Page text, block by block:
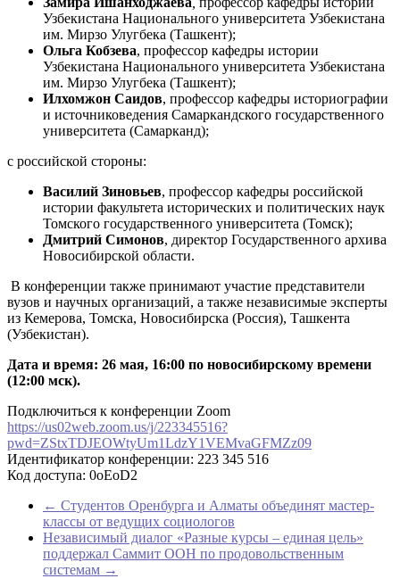
Узбекистана Национального университета Узбекистана
им. Мирзо Улугбека (Ташкент);
Ольга Кобзева, профессор кафедры истории
Узбекистана Национального университета Узбекистана
им. Мирзо Улугбека (Ташкент);
Илхомжон Саидов, профессор кафедры историографии
и источниковедения Самаркандского государственного
университета (Самарканд);
с российской стороны:
Василий Зиновьев, профессор кафедры российской
истории факультета исторических и политических наук
Томского государственного университета (Томск);
Дмитрий Симонов, директор Государственного архива
Новосибирской области.
В конференции также принимают участие представители
вузов и научных организаций, а также независимые эксперты
из Кемерова, Томска, Новосибирска (Россия), Ташкента
(Узбекистан).
Дата и время: 26 мая, 16:00 по новосибирскому времени
(12:00 мск).
Подключиться к конференции Zoom
https://us02web.zoom.us/j/223345516?
pwd=ZStxTDJEOWtyUm1LdzY1VEMvaGFMZz09
Идентификатор конференции: 223 345 516
Код доступа: 0oEoD2
← Студентов Оренбурга и Алматы объединят мастер-
классы от ведущих социологов
Независимый диалог «Разные курсы – единая цель»
поддержал Саммит ООН по продовольственным
системам →